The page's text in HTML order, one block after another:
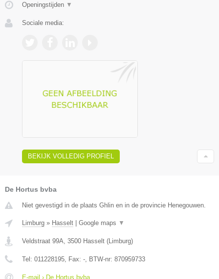
Openingstijden ▼
Sociale media:
BEKIJK VOLLEDIG PROFIEL
De Hortus bvba
Niet gevestigd in de plaats Ghlin en in de provincie Henegouwen.
Limburg » Hasselt Google maps ▼
Veldstraat 99A, 3500 Hasselt (Limburg)
Tel: 011228195, Fax: -, BTW-nr: 870959733
E-mail › De Hortus bvba